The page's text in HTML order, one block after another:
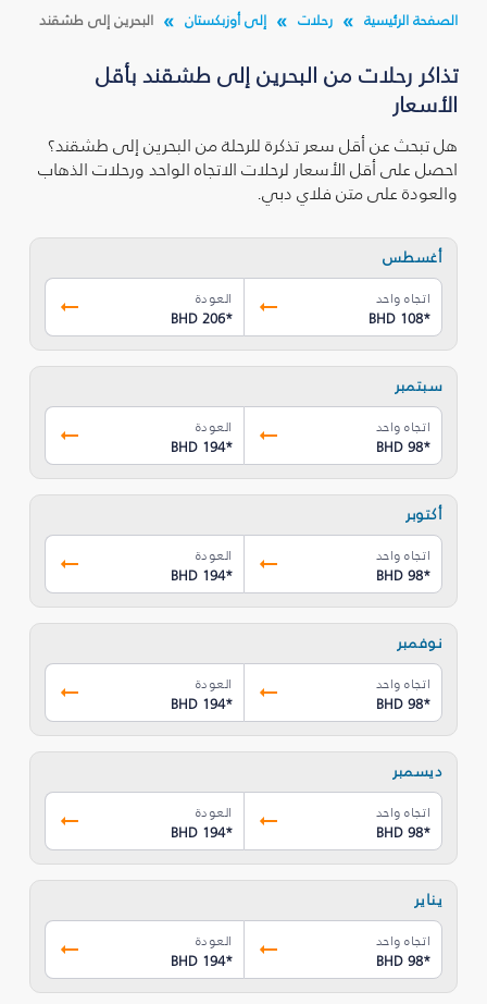
الصفحة الرئيسية رحلات إلى أوزبكستان البحرين إلى طشقند
تذاكر رحلات من البحرين إلى طشقند بأقل
الأسعار
هل تبحث عن أقل سعر تذكرة للرحلة من البحرين إلى طشقند؟
احصل على أقل الأسعار لرحلات الاتجاه الواحد ورحلات الذهاب
والعودة على متن فلاي دبي.
أغسطس
اتجاه واحد
BHD 108*
العودة
BHD 206*
سبتمبر
اتجاه واحد
BHD 98*
العودة
BHD 194*
أكتوبر
اتجاه واحد
BHD 98*
العودة
BHD 194*
نوفمبر
اتجاه واحد
BHD 98*
العودة
BHD 194*
ديسمبر
اتجاه واحد
BHD 98*
العودة
BHD 194*
يناير
اتجاه واحد
BHD 98*
العودة
BHD 194*